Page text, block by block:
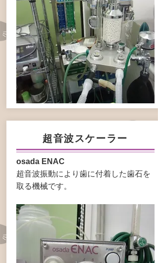
超音波スケーラー
osada ENAC
超音波振動により歯に付着した歯石を
取る機械です。